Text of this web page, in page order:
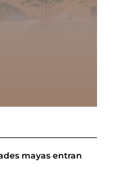
mayas entran